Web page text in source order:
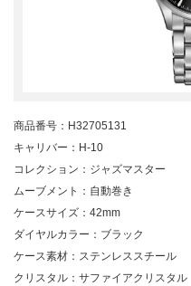
商品番号：H32705131
キャリバー：H-10
コレクション：ジャズマスター
ムーブメント：自動巻き
ケースサイズ：42mm
ダイヤルカラー：ブラック
ケース素材：ステンレススチール
クリスタル：サファイアクリスタル